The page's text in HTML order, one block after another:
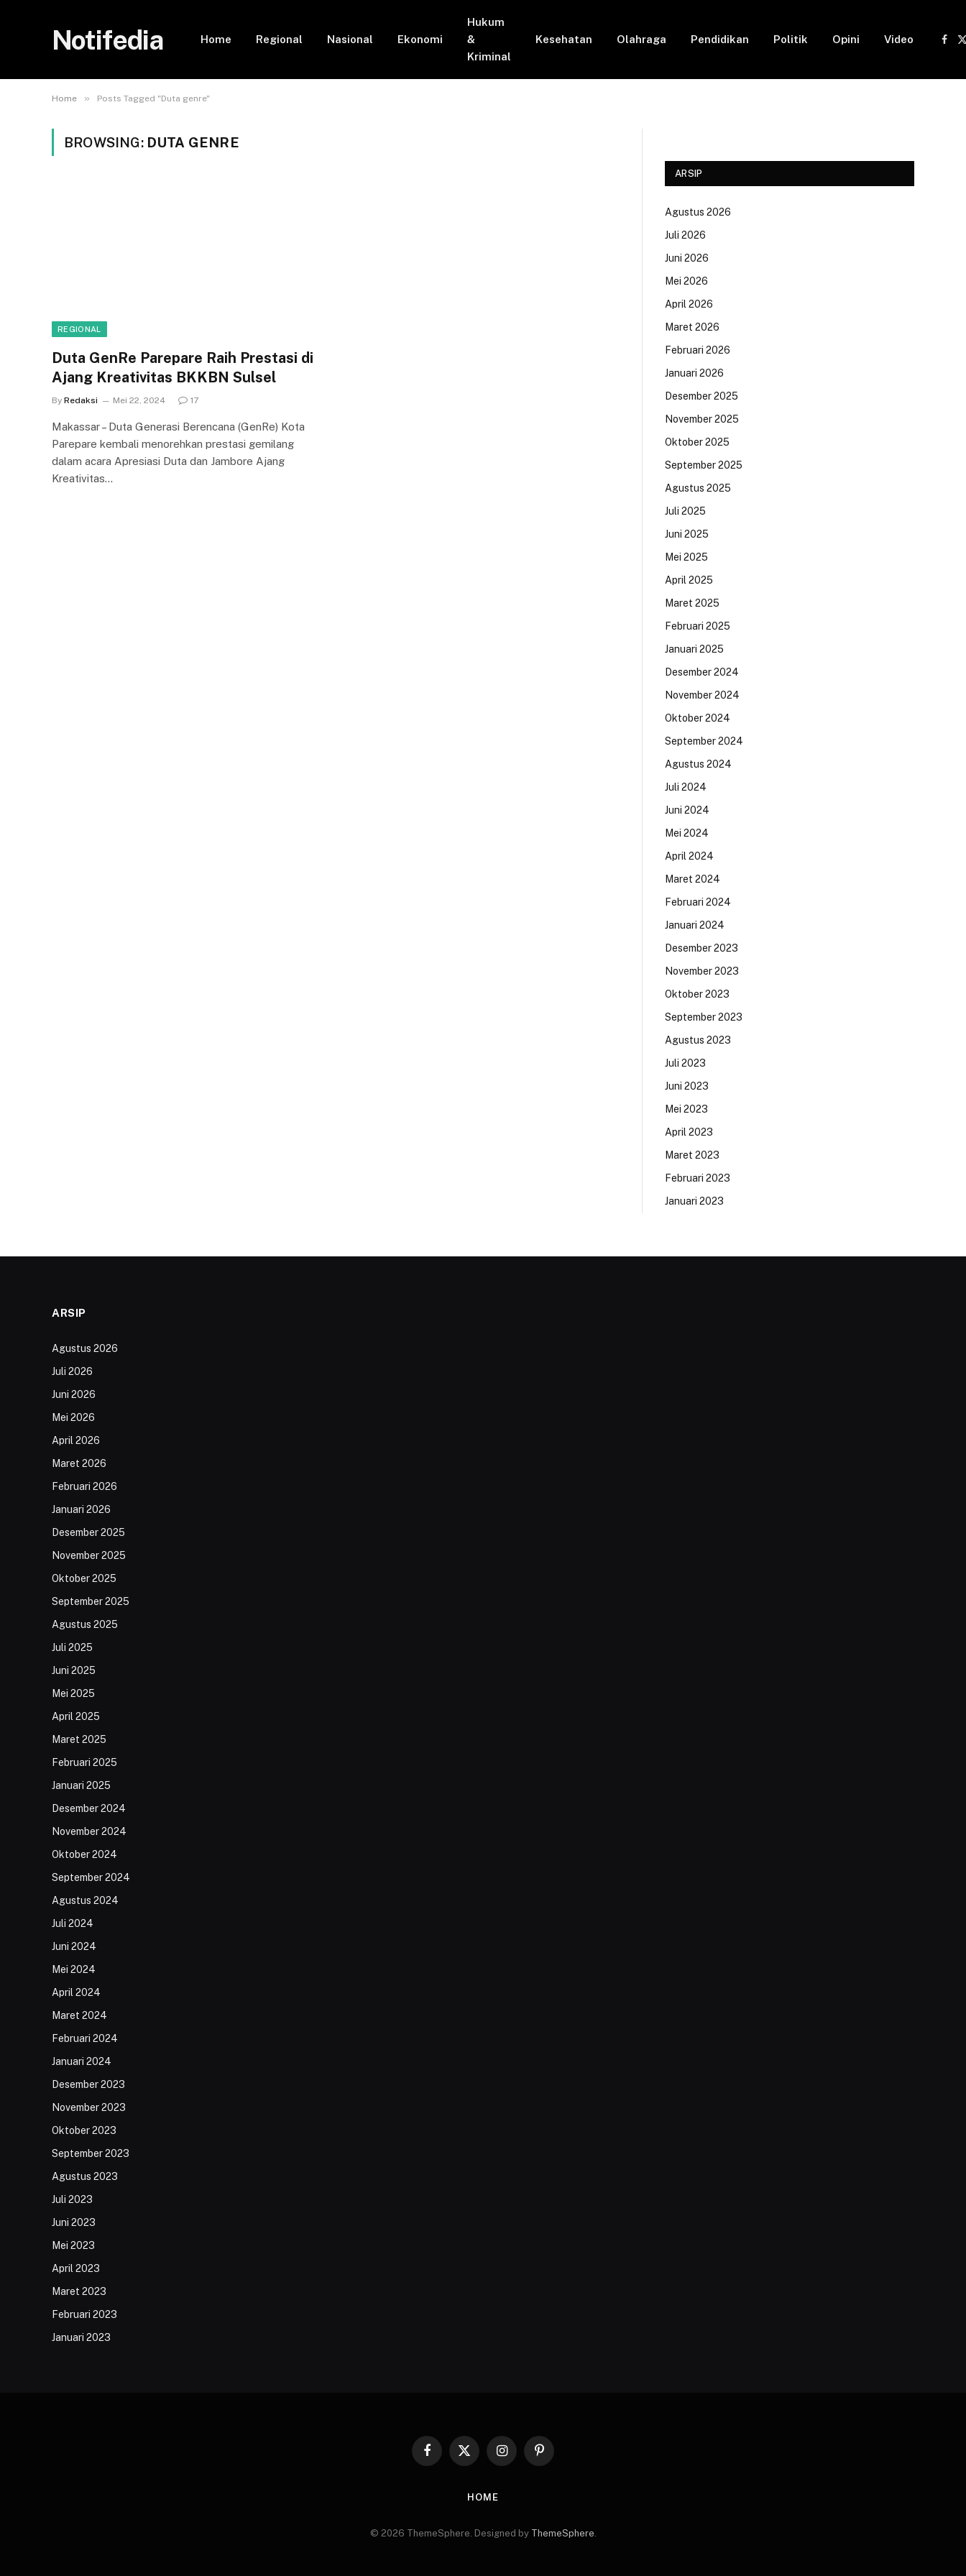
Notifedia Home Regional Nasional Ekonomi
Hukum
&
Kriminal
Kesehatan Olahraga Pendidikan Politik Opini Video
Home » Posts Tagged "Duta genre"
BROWSING: DUTA GENRE
REGIONAL
Duta GenRe Parepare Raih Prestasi di
Ajang Kreativitas BKKBN Sulsel
By Redaksi Mei 22, 2024 17
Makassar – Duta Generasi Berencana (GenRe) Kota
Parepare kembali menorehkan prestasi gemilang
dalam acara Apresiasi Duta dan Jambore Ajang
Kreativitas…
ARSIP
Agustus 2026
Juli 2026
Juni 2026
Mei 2026
April 2026
Maret 2026
Februari 2026
Januari 2026
Desember 2025
November 2025
Oktober 2025
September 2025
Agustus 2025
Juli 2025
Juni 2025
Mei 2025
April 2025
Maret 2025
Februari 2025
Januari 2025
Desember 2024
November 2024
Oktober 2024
September 2024
Agustus 2024
Juli 2024
Juni 2024
Mei 2024
April 2024
Maret 2024
Februari 2024
Januari 2024
Desember 2023
November 2023
Oktober 2023
September 2023
Agustus 2023
Juli 2023
Juni 2023
Mei 2023
April 2023
Maret 2023
Februari 2023
Januari 2023
ARSIP
Agustus 2026
Juli 2026
Juni 2026
Mei 2026
April 2026
Maret 2026
Februari 2026
Januari 2026
Desember 2025
November 2025
Oktober 2025
September 2025
Agustus 2025
Juli 2025
Juni 2025
Mei 2025
April 2025
Maret 2025
Februari 2025
Januari 2025
Desember 2024
November 2024
Oktober 2024
September 2024
Agustus 2024
Juli 2024
Juni 2024
Mei 2024
April 2024
Maret 2024
Februari 2024
Januari 2024
Desember 2023
November 2023
Oktober 2023
September 2023
Agustus 2023
Juli 2023
Juni 2023
Mei 2023
April 2023
Maret 2023
Februari 2023
Januari 2023
Facebook
X
InstagramPinterest
HOME
© 2026 ThemeSphere. Designed by ThemeSphere.